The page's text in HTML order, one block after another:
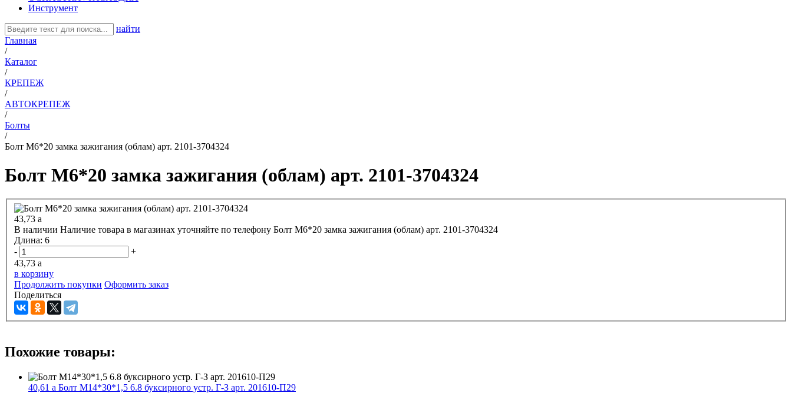
Инструмент
найти
Главная
/
Каталог
/
КРЕПЕЖ
/
АВТОКРЕПЕЖ
/
Болты
/
Болт М6*20 замка зажигания (облам) арт. 2101-3704324
Болт М6*20 замка зажигания (облам) арт. 2101-3704324
43,73 a
В наличии Наличие товара в магазинах уточняйте по телефону
Болт М6*20 замка зажигания (облам) арт. 2101-3704324
Длина: 6
-
+
43,73 a
в корзину
Продолжить покупки Оформить заказ
Поделиться
Похожие товары:
40,61 a Болт М14*30*1,5 6.8 буксирного устр. Г-З арт. 201610-П29